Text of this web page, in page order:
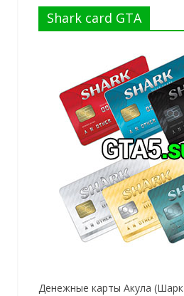
Shark card GTA
Денежные карты Акула